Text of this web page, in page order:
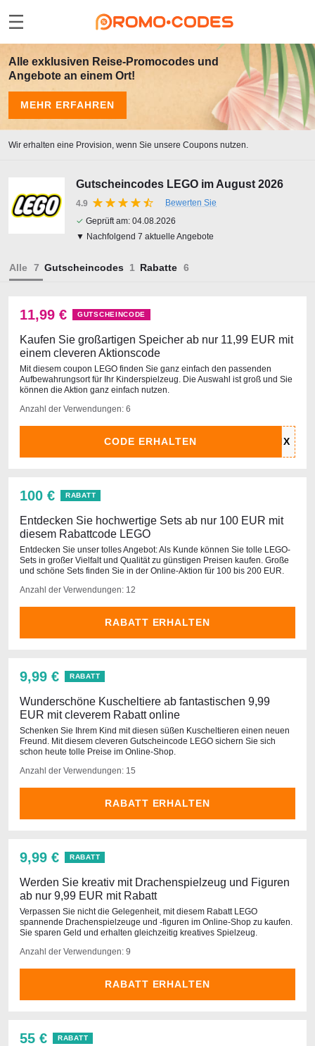
Alle exklusiven Reise-Promocodes und
Angebote an einem Ort!
MEHR ERFAHREN
Wir erhalten eine Provision, wenn Sie unsere Coupons nutzen.
Gutscheincodes LEGO im August 2026
4.9
Bewerten Sie
✓ Geprüft am: 04.08.2026
▼ Nachfolgend 7 aktuelle Angebote
Alle Gutscheincodes Rabatte
11,99 € GUTSCHEINCODE
Kaufen Sie großartigen Speicher ab nur 11,99 EUR mit
einem cleveren Aktionscode
Mit diesem coupon LEGO finden Sie ganz einfach den passenden
Aufbewahrungsort für Ihr Kinderspielzeug. Die Auswahl ist groß und Sie
können die Aktion ganz einfach nutzen.
Anzahl der Verwendungen: 6
CODE ERHALTEN
100 € RABATT
Entdecken Sie hochwertige Sets ab nur 100 EUR mit
diesem Rabattcode LEGO
Entdecken Sie unser tolles Angebot: Als Kunde können Sie tolle LEGO-
Sets in großer Vielfalt und Qualität zu günstigen Preisen kaufen. Große
und schöne Sets finden Sie in der Online-Aktion für 100 bis 200 EUR.
Anzahl der Verwendungen: 12
RABATT ERHALTEN
9,99 € RABATT
Wunderschöne Kuscheltiere ab fantastischen 9,99
EUR mit cleverem Rabatt online
Schenken Sie Ihrem Kind mit diesen süßen Kuscheltieren einen neuen
Freund. Mit diesem cleveren Gutscheincode LEGO sichern Sie sich
schon heute tolle Preise im Online-Shop.
Anzahl der Verwendungen: 15
RABATT ERHALTEN
9,99 € RABATT
Werden Sie kreativ mit Drachenspielzeug und Figuren
ab nur 9,99 EUR mit Rabatt
Verpassen Sie nicht die Gelegenheit, mit diesem Rabatt LEGO
spannende Drachenspielzeuge und -figuren im Online-Shop zu kaufen.
Sie sparen Geld und erhalten gleichzeitig kreatives Spielzeug.
Anzahl der Verwendungen: 9
RABATT ERHALTEN
55 € RABATT